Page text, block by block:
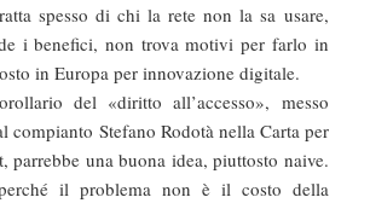
spesso di chi la rete non la sa usare,
i benefici, non trova motivi per farlo in
in Europa per innovazione digitale.
del «diritto all’accesso», messo
compianto Stefano Rodotà nella Carta per
parrebbe una buona idea, piuttosto naive.
il problema non è il costo della